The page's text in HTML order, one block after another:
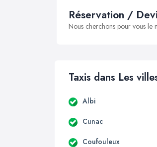
Réservation /
Nous cherchons pour vous le
Taxis dans Les
Albi
Cunac
Coufouleux